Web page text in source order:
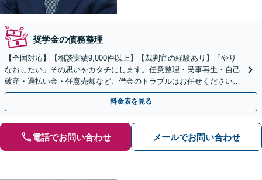
奨学金の債務整理
【全国対応】【相談実績9,000件以上】【裁判官の経験あり】「やり
なおしたい」その思いをカタチにします。任意整理・民事再生・自己
破産・過払い金・任意売却など、借金のトラブルはお任せください。
【初回相談無料】【全国対応可能】
料金表を見る
電話でお問い合わせ メールでお問い合わせ